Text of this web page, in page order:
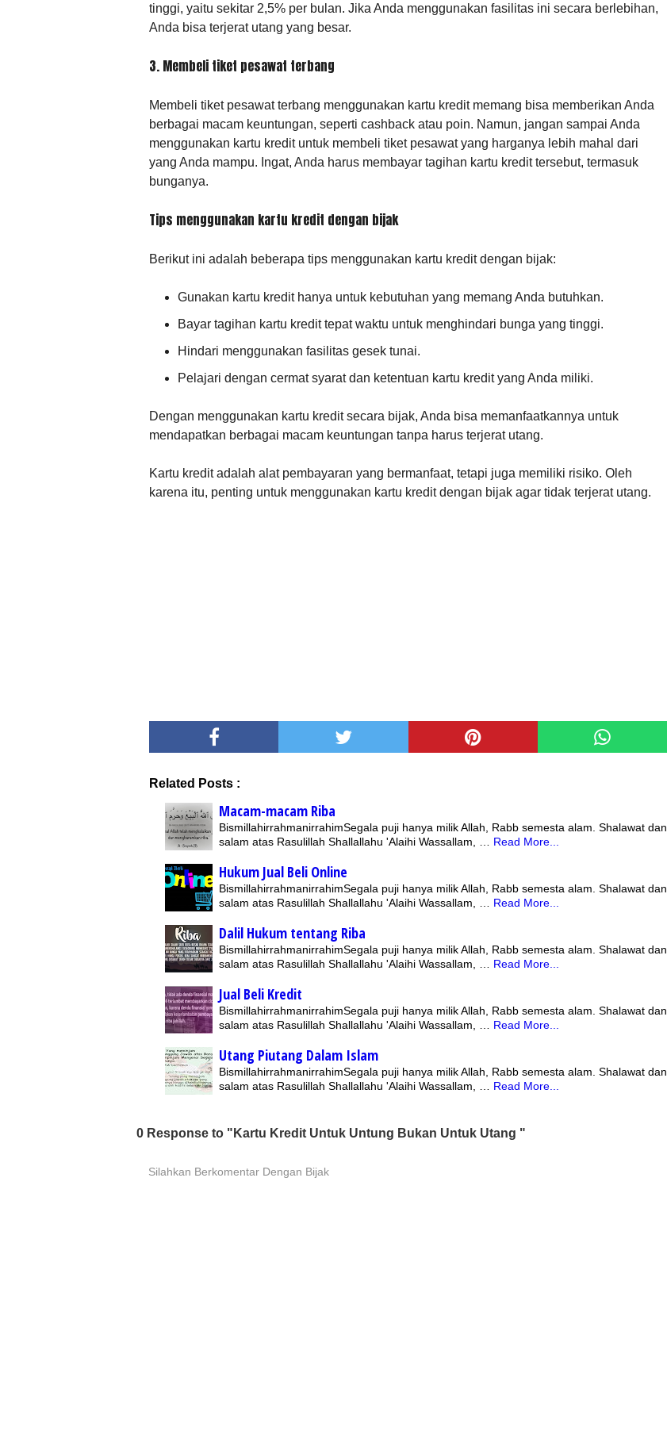
tinggi, yaitu sekitar 2,5% per bulan. Jika Anda menggunakan fasilitas ini secara berlebihan,
Anda bisa terjerat utang yang besar.
3. Membeli tiket pesawat terbang
Membeli tiket pesawat terbang menggunakan kartu kredit memang bisa memberikan Anda
berbagai macam keuntungan, seperti cashback atau poin. Namun, jangan sampai Anda
menggunakan kartu kredit untuk membeli tiket pesawat yang harganya lebih mahal dari
yang Anda mampu. Ingat, Anda harus membayar tagihan kartu kredit tersebut, termasuk
bunganya.
Tips menggunakan kartu kredit dengan bijak
Berikut ini adalah beberapa tips menggunakan kartu kredit dengan bijak:
Gunakan kartu kredit hanya untuk kebutuhan yang memang Anda butuhkan.
Bayar tagihan kartu kredit tepat waktu untuk menghindari bunga yang tinggi.
Hindari menggunakan fasilitas gesek tunai.
Pelajari dengan cermat syarat dan ketentuan kartu kredit yang Anda miliki.
Dengan menggunakan kartu kredit secara bijak, Anda bisa memanfaatkannya untuk
mendapatkan berbagai macam keuntungan tanpa harus terjerat utang.
Kartu kredit adalah alat pembayaran yang bermanfaat, tetapi juga memiliki risiko. Oleh
karena itu, penting untuk menggunakan kartu kredit dengan bijak agar tidak terjerat utang.
Related Posts :
Macam-macam Riba
BismillahirrahmanirrahimSegala puji hanya milik Allah, Rabb semesta alam. Shalawat dan
salam atas Rasulillah Shallallahu 'Alaihi Wassallam, … Read More...
Hukum Jual Beli Online
BismillahirrahmanirrahimSegala puji hanya milik Allah, Rabb semesta alam. Shalawat dan
salam atas Rasulillah Shallallahu 'Alaihi Wassallam, … Read More...
Dalil Hukum tentang Riba
BismillahirrahmanirrahimSegala puji hanya milik Allah, Rabb semesta alam. Shalawat dan
salam atas Rasulillah Shallallahu 'Alaihi Wassallam, … Read More...
Jual Beli Kredit
BismillahirrahmanirrahimSegala puji hanya milik Allah, Rabb semesta alam. Shalawat dan
salam atas Rasulillah Shallallahu 'Alaihi Wassallam, … Read More...
Utang Piutang Dalam Islam
BismillahirrahmanirrahimSegala puji hanya milik Allah, Rabb semesta alam. Shalawat dan
salam atas Rasulillah Shallallahu 'Alaihi Wassallam, … Read More...
0 Response to "Kartu Kredit Untuk Untung Bukan Untuk Utang "
Silahkan Berkomentar Dengan Bijak